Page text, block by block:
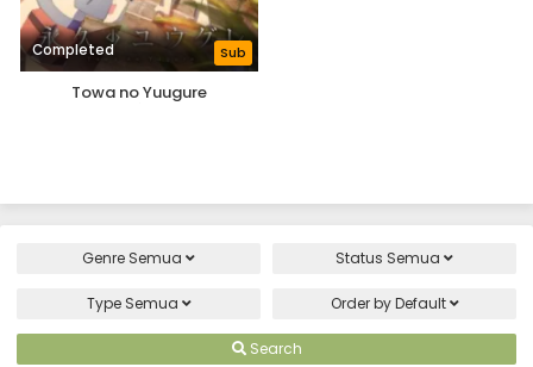
Completed Sub
Towa no Yuugure
Genre Semua Status Semua
Type Semua Order byDefault
Search